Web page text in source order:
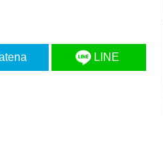
LINE